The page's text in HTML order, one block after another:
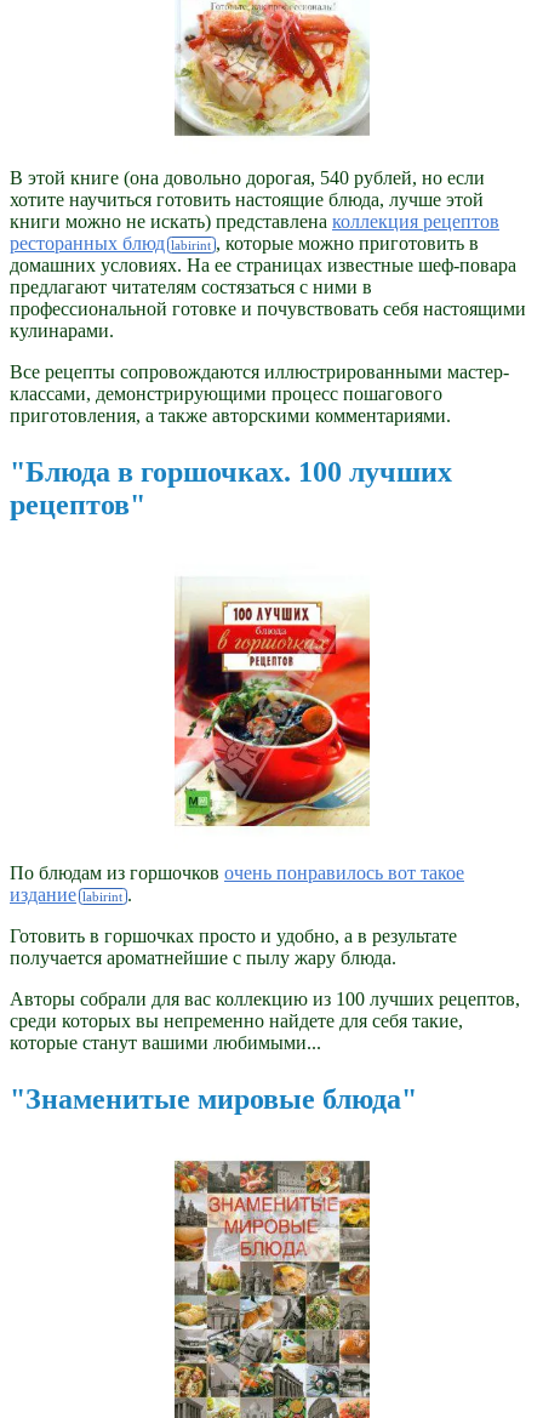
В этой книге (она довольно дорогая, 540 рублей, но если
хотите научиться готовить настоящие блюда, лучше этой
книги можно не искать) представлена коллекция рецептов
ресторанных блюд
, которые можно приготовить в
домашних условиях. На ее страницах известные шеф-повара
предлагают читателям состязаться с ними в
профессиональной готовке и почувствовать себя настоящими
кулинарами.
Все рецепты сопровождаются иллюстрированными мастер-
классами, демонстрирующими процесс пошагового
приготовления, а также авторскими комментариями.
"Блюда в горшочках. 100 лучших
рецептов"
По блюдам из горшочков очень понравилось вот такое
издание
.
Готовить в горшочках просто и удобно, а в результате
получается ароматнейшие с пылу жару блюда.
Авторы собрали для вас коллекцию из 100 лучших рецептов,
среди которых вы непременно найдете для себя такие,
которые станут вашими любимыми...
"Знаменитые мировые блюда"